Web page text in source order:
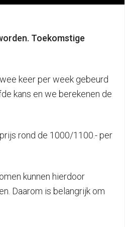
Toekomstige
keer per week gebeurd
kans en we berekenen de
rond de 1000/1100.- per
kunnen hierdoor
Daarom is belangrijk om